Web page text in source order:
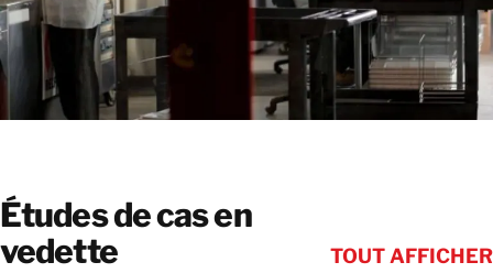
Études de cas en
vedette
TOUT AFFICHER